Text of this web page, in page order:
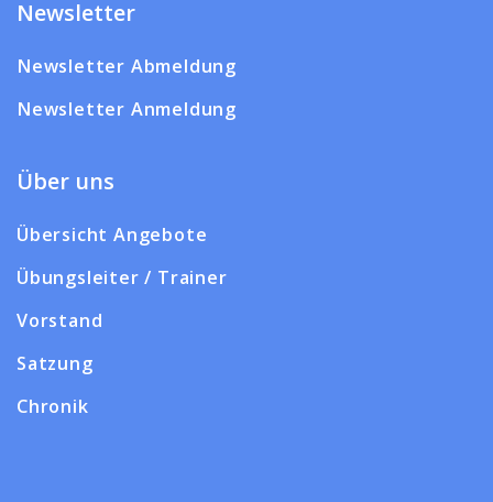
Newsletter
Newsletter Abmeldung
Newsletter Anmeldung
Über uns
Übersicht Angebote
Übungsleiter / Trainer
Vorstand
Satzung
Chronik